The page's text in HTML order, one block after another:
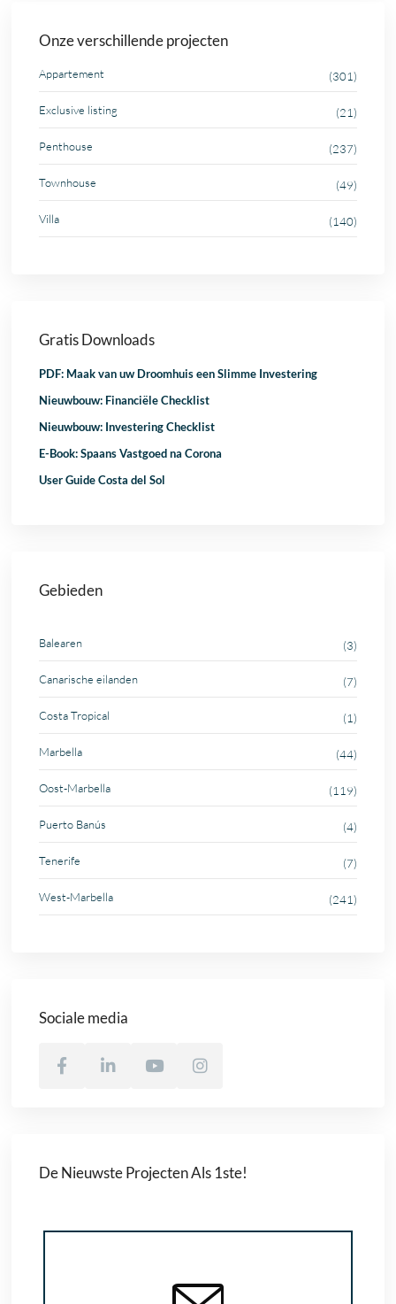
Onze verschillende projecten
Appartement (301)
Exclusive listing (21)
Penthouse (237)
Townhouse (49)
Villa (140)
Gratis Downloads
PDF: Maak van uw Droomhuis een Slimme Investering
Nieuwbouw: Financiële Checklist
Nieuwbouw: Investering Checklist
E-Book: Spaans Vastgoed na Corona
User Guide Costa del Sol
Gebieden
Balearen (3)
Canarische eilanden (7)
Costa Tropical (1)
Marbella (44)
Oost-Marbella (119)
Puerto Banús (4)
Tenerife (7)
West-Marbella (241)
Sociale media
De Nieuwste Projecten Als 1ste!